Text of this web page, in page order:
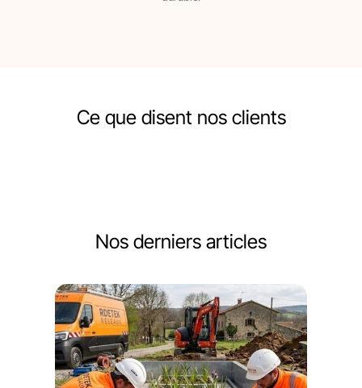
Ce que disent nos clients
Nos derniers articles